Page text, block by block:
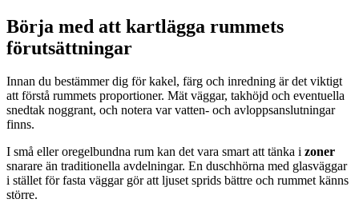
Börja med att kartlägga rummets
förutsättningar
Innan du bestämmer dig för kakel, färg och inredning är det viktigt
att förstå rummets proportioner. Mät väggar, takhöjd och eventuella
snedtak noggrant, och notera var vatten- och avloppsanslutningar
finns.
I små eller oregelbundna rum kan det vara smart att tänka i zoner
snarare än traditionella avdelningar. En duschhörna med glasväggar
i stället för fasta väggar gör att ljuset sprids bättre och rummet känns
större.